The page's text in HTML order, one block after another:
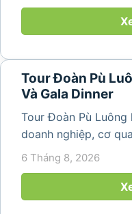
Tour Đoàn Pù
Và Gala Dinner
Tour Đoàn Pù
doanh nghiệp, cơ
hợp nghỉ dưỡng,
động gắn kết tập
nguyên sơ, không
6 Tháng 8, 2026